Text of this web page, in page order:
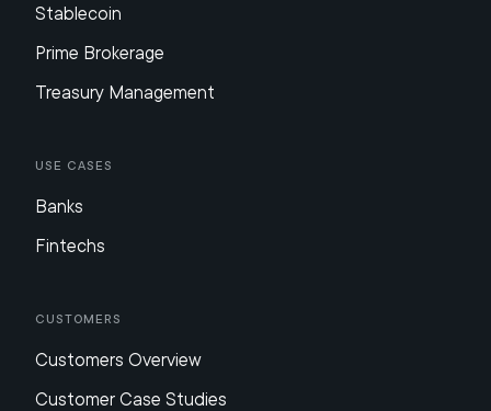
Stablecoin
Prime Brokerage
Treasury Management
Use Cases
Banks
Fintechs
Customers
Customers Overview
Customer Case Studies